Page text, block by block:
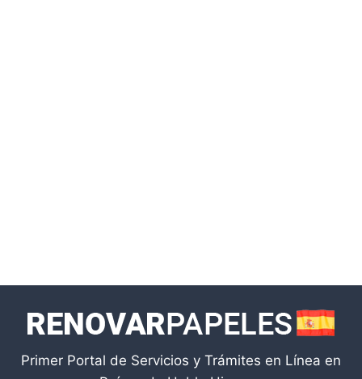
Primer Portal de Servicios y Trámites en Línea en